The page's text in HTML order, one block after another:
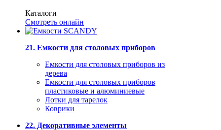
Каталоги
Смотреть онлайн
21. Емкости для столовых приборов
Емкости для столовых приборов из
дерева
Емкости для столовых приборов
пластиковые и алюминиевые
Лотки для тарелок
Коврики
22. Декоративные элементы